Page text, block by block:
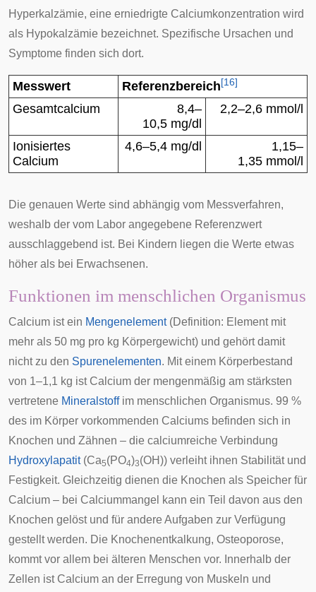
Hyperkalzämie, eine erniedrigte Calciumkonzentration wird
als Hypokalzämie bezeichnet. Spezifische Ursachen und
Symptome finden sich dort.
Messwert Referenzbereich [16]
Gesamtcalcium
8,4–
10,5 mg/dl
2,2–2,6 mmol/l
Ionisiertes
Calcium
4,6–5,4 mg/dl
1,15–
1,35 mmol/l
Die genauen Werte sind abhängig vom Messverfahren,
weshalb der vom Labor angegebene Referenzwert
ausschlaggebend ist. Bei Kindern liegen die Werte etwas
höher als bei Erwachsenen.
Funktionen im menschlichen Organismus
Calcium ist ein Mengenelement(Definition: Element mit
mehr als 50 mg pro kg Körpergewicht) und gehört damit
nicht zu den Spurenelementen. Mit einem Körperbestand
von 1–1,1 kg ist Calcium der mengenmäßig am stärksten
vertretene Mineralstoffim menschlichen Organismus. 99 %
des im Körper vorkommenden Calciums befinden sich in
Knochen und Zähnen – die calciumreiche Verbindung
Hydroxylapatit(Ca5(PO4)3(OH)) verleiht ihnen Stabilität und
Festigkeit. Gleichzeitig dienen die Knochen als Speicher für
Calcium – bei Calciummangel kann ein Teil davon aus den
Knochen gelöst und für andere Aufgaben zur Verfügung
gestellt werden. Die Knochenentkalkung, Osteoporose,
kommt vor allem bei älteren Menschen vor. Innerhalb der
Zellen ist Calcium an der Erregung von Muskeln und